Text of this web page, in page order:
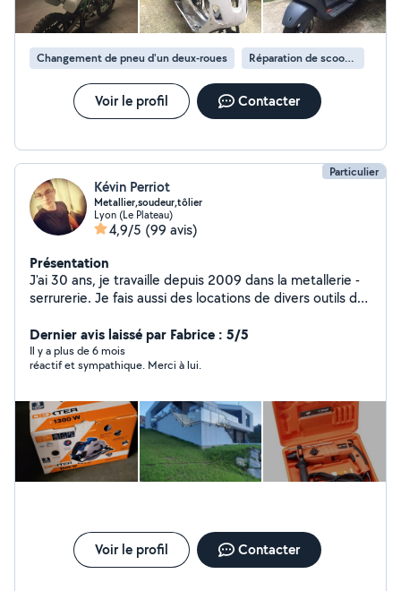
Changement de pneu d'un deux-roues Réparation de scooter
Voir le profil Contacter
Particulier
Kévin Perriot
Metallier,soudeur,tôlier
Lyon (Le Plateau)
4,9/5 (99 avis)
Présentation
J'ai 30 ans, je travaille depuis 2009 dans la metallerie -
serrurerie. Je fais aussi des locations de divers outils de
n'hesitez pas à me contacter. Mon numéro est affiché
sur le profils ou me tansmettre directement votre
contact pour simplifier les échanges Je réalise des
gamiste (jansen) : portes,châssis fixe - portail - verrière -
garde corps - tôleries diverses - depanage - ou tout
autre projet sur demande Je mets également en
location tout le matériel nécessaire à la réalisation de
travaux chez soi : - disqueuse - karcher k4 full control
La location s'effectue sur un tarif à la journée. Le
matériel est loué en échange d'une caution pour
garantir une bonne location. Je suis curieux, habile de
Dernier avis laissé par Fabrice : 5/5
Il y a plus de 6 mois
réactif et sympathique. Merci à lui.
Voir le profil Contacter